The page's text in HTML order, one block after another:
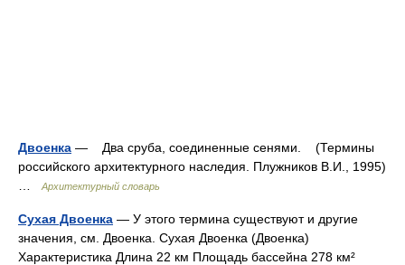
Двоенка — Два сруба, соединенные сенями. (Термины
российского архитектурного наследия. Плужников В.И., 1995)
Архитектурный словарь
Сухая Двоенка — У этого термина существуют и другие
значения, см. Двоенка. Сухая Двоенка (Двоенка)
Характеристика Длина 22 км Площадь бассейна 278 км²